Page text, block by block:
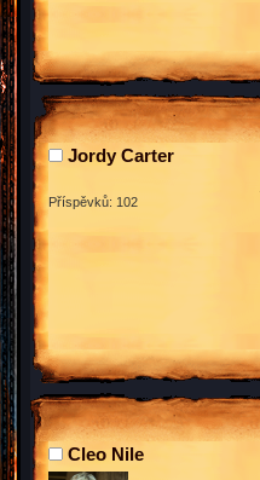
Jordy Carter
Příspěvků: 102
Cleo Nile